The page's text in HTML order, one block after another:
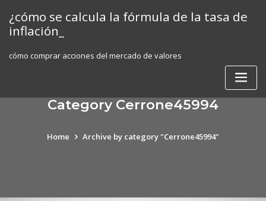
content
¿cómo se calcula la fórmula de la tasa de
inflación_
cómo comprar acciones del mercado de valores
Category Cerrone45994
Home Archive by category "Cerrone45994"